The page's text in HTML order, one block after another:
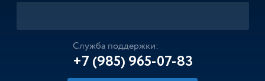
Служба поддержки:
+7 (985) 965-07-83